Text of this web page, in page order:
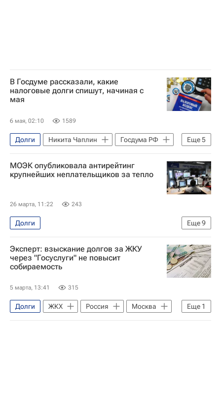
В Госдуме рассказали, какие
налоговые долги спишут, начиная с
мая
6 мая, 02:10 1589
Еще5
Долги Никита Чаплин
Госдума РФ
Федеральная налоговая служба (ФНС России)
Россия
Налоги
Деньги
МОЭК опубликовала антирейтинг
крупнейших неплательщиков за тепло
26 марта, 11:22 243
Еще9
Долги
Москва Сегодня: мегаполис для жизни
ЖКХ
Москва
ТиНАО
МОЭК
Газпром
Комплекс городского хозяйства Москвы
Городское хозяйство Москвы
Теплоснабжение
Эксперт: взыскание долгов за ЖКУ
через "Госуслуги" не повысит
собираемость
5 марта, 13:41 315
Еще 1
Долги ЖКХ Россия
Москва
Госдума РФ